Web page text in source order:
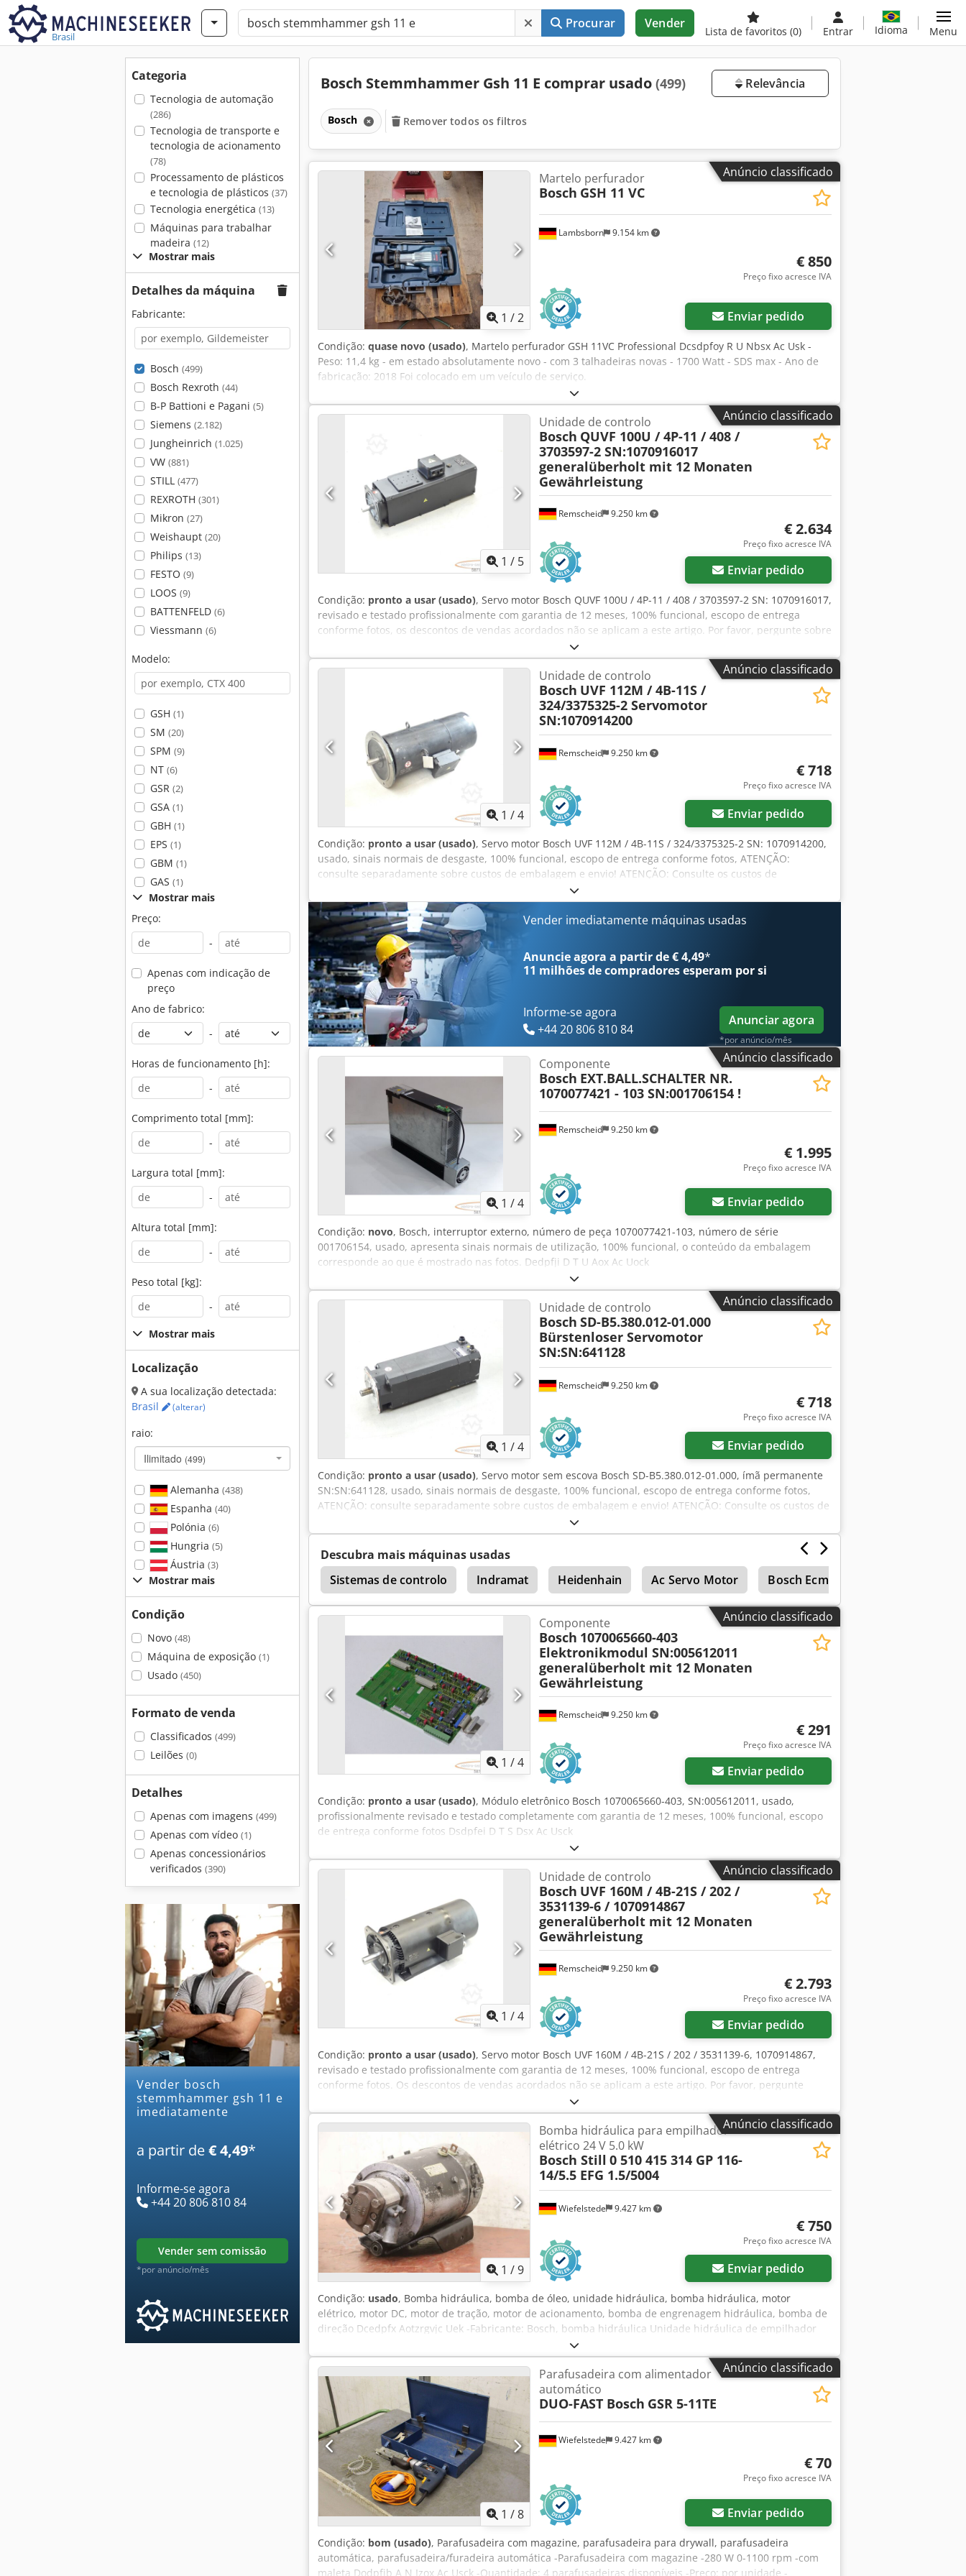
Brasil
Procurar Vender
Lista de favoritos (0) Entrar Idioma Menu
Categoria
Tecnologia de automação
(286)
Tecnologia de transporte e
tecnologia de acionamento
(78)
Processamento de plásticos
e tecnologia de plásticos (37)
Tecnologia energética (13)
Máquinas para trabalhar
madeira (12)
Mostrar mais
Detalhes da máquina
Fabricante:
Bosch (499)
Bosch Rexroth (44)
B-P Battioni e Pagani (5)
Siemens (2.182)
Jungheinrich (1.025)
VW (881)
STILL (477)
REXROTH (301)
Mikron (27)
Weishaupt (20)
Philips (13)
FESTO (9)
LOOS (9)
BATTENFELD (6)
Viessmann (6)
Modelo:
GSH (1)
SM (20)
SPM (9)
NT (6)
GSR (2)
GSA (1)
GBH (1)
EPS (1)
GBM (1)
GAS (1)
Mostrar mais
Preço:
-
Apenas com indicação de
preço
Ano de fabrico:
-
Horas de funcionamento [h]:
-
Comprimento total [mm]:
-
Largura total [mm]:
-
Altura total [mm]:
-
Peso total [kg]:
-
Mostrar mais
Localização
A sua localização detectada:
Brasil
(alterar)
raio:
Ilimitado (499)
Alemanha (438)
Espanha (40)
Polónia (6)
Hungria (5)
Áustria (3)
Mostrar mais
Condição
Novo (48)
Máquina de exposição (1)
Usado (450)
Formato de venda
Classificados (499)
Leilões (0)
Detalhes
Apenas com imagens (499)
Apenas com vídeo (1)
Apenas concessionários
verificados (390)
Vender bosch
stemmhammer gsh 11 e
imediatamente
a partir de€ 4,49*
Informe-se agora
+44 20 806 810 84
vender sem comissão
*por anúncio/mês
Bosch Stemmhammer Gsh 11 E comprar usado (499) Relevância
Bosch Remover todos os filtros
Anúncio classificado
Solicitar mais imagens
1 /2
Lambsborn 9.154 km
Martelo perfurador
Bosch GSH 11 VC
€ 850
Preço fixo acresce IVA
Enviar pedido
Condição: quase novo (usado), Martelo perfurador GSH 11VC Professional Dcsdpfoy R U Nbsx Ac Usk -
Peso: 11,4 kg - em estado absolutamente novo - com 3 talhadeiras novas - 1700 Watt - SDS max - Ano de
fabricação: 2018 Foi colocado em um veículo de serviço.
Anúncio classificado
1 / 5
Remscheid 9.250 km
Unidade de controlo
Bosch QUVF 100U / 4P-11 / 408 /
3703597-2 SN:1070916017
generalüberholt mit 12 Monaten
Gewährleistung
€ 2.634
Preço fixo acresce IVA
Enviar pedido
Condição: pronto a usar (usado), Servo motor Bosch QUVF 100U / 4P-11 / 408 / 3703597-2 SN: 1070916017,
revisado e testado profissionalmente com garantia de 12 meses, 100% funcional, escopo de entrega
conforme fotos, os descontos de vendas acordados não se aplicam a este artigo. Por favor, pergunte sobre
o preço separadamente! ATENÇÃO: Por favor, pergunte sobre os custos de embalagem e envio
separadamente! ATENÇÃO: Consulte os custos de embalagem e transporte separadamente! Dsdpfx
Anúncio classificado
1 /4
Remscheid 9.250 km
Unidade de controlo
Bosch UVF 112M / 4B-11S /
324/3375325-2 Servomotor
SN:1070914200
€ 718
Preço fixo acresce IVA
Enviar pedido
Condição: pronto a usar (usado), Servo motor Bosch UVF 112M / 4B-11S / 324/3375325-2 SN: 1070914200,
usado, sinais normais de desgaste, 100% funcional, escopo de entrega conforme fotos, ATENÇÃO:
consulte separadamente sobre custos de embalagem e envio! ATENÇÃO: Consulte os custos de
embalagem e transporte separadamente! Dcodpfx Aei D Hhcjc Ujk
Vender imediatamente máquinas usadas
Anuncie agora a partir de € 4,49*
11 milhões de compradoresesperam por si
Informe-se agora
+44 20 806 810 84
Anunciar agora
*por anúncio/mês
Anúncio classificado
1 /4
Remscheid 9.250 km
Componente
Bosch EXT.BALL.SCHALTER NR.
1070077421 - 103 SN:001706154 !
€ 1.995
Preço fixo acresce IVA
Enviar pedido
Condição: novo, Bosch, interruptor externo, número de peça 1070077421-103, número de série
001706154, usado, apresenta sinais normais de utilização, 100% funcional, o conteúdo da embalagem
corresponde ao que é mostrado nas fotos. Dedpfji D T U Aox Ac Uock
Anúncio classificado
1 /4
Remscheid 9.250 km
Unidade de controlo
Bosch SD-B5.380.012-01.000
Bürstenloser Servomotor
SN:SN:641128
€ 718
Preço fixo acresce IVA
Enviar pedido
Condição: pronto a usar (usado), Servo motor sem escova Bosch SD-B5.380.012-01.000, ímã permanente
SN:SN:641128, usado, sinais normais de desgaste, 100% funcional, escopo de entrega conforme fotos,
ATENÇÃO: consulte separadamente sobre custos de embalagem e envio! ATENÇÃO: Consulte os custos de
embalagem e transporte separadamente! Dcsdpei D Hblofx Ac Usk
Descubra mais máquinas usadas
Sistemas de controlo
Indramat Heidenhain Ac Servo Motor Bosch Ecm
De Carpintaria Randek
Anúncio classificado
1 /4
Remscheid 9.250 km
Componente
Bosch 1070065660-403
Elektronikmodul SN:005612011
generalüberholt mit 12 Monaten
Gewährleistung
€ 291
Preço fixo acresce IVA
Enviar pedido
Condição: pronto a usar (usado), Módulo eletrônico Bosch 1070065660-403, SN:005612011, usado,
profissionalmente revisado e testado completamente com garantia de 12 meses, 100% funcional, escopo
de entrega conforme fotos Dsdpfei D T S Dsx Ac Usck
Anúncio classificado
1 /4
Remscheid 9.250 km
Unidade de controlo
Bosch UVF 160M / 4B-21S / 202 /
3531139-6 / 1070914867
generalüberholt mit 12 Monaten
Gewährleistung
€ 2.793
Preço fixo acresce IVA
Enviar pedido
Condição: pronto a usar (usado), Servo motor Bosch UVF 160M / 4B-21S / 202 / 3531139-6, 1070914867,
revisado e testado profissionalmente com garantia de 12 meses, 100% funcional, escopo de entrega
conforme fotos. Os descontos de vendas acordados não se aplicam a este artigo. Por favor, pergunte
sobre o preço separadamente! ATENÇÃO: Por favor, pergunte sobre os custos de embalagem e envio
separadamente! ATENÇÃO: Consulte os custos de embalagem e transporte separadamente! Dcodpfx Aek
Anúncio classificado
1 /9
Wiefelstede 9.427 km
Bomba hidráulica para empilhador
elétrico 24 V 5.0 kW
Bosch Still 0 510 415 314 GP 116-
14/5.5 EFG 1.5/5004
€ 750
Preço fixo acresce IVA
Enviar pedido
Condição: usado, Bomba hidráulica, bomba de óleo, unidade hidráulica, bomba hidráulica, motor
elétrico, motor DC, motor de tração, motor de acionamento, bomba de engrenagem hidráulica, bomba de
direção Dcedpfx Aotzrgvjc Uek -Fabricante: Bosch, bomba hidráulica Unidade hidráulica de empilhador
elétrico Still EFG 1.5/5004 -Bomba hidráulica: Tipo 0 510 415 314 -Motor: Tipo GP 116-14/5.5 24 V 5.0 kW -
Dimensões: 320/200/H220 mm -Peso: 36 kg
Anúncio classificado
1 /8
Wiefelstede 9.427 km
Parafusadeira com alimentador
automático
DUO-FAST Bosch GSR 5-11TE
€ 70
Preço fixo acresce IVA
Enviar pedido
Condição: bom (usado), Parafusadeira com magazine, parafusadeira para drywall, parafusadeira
automática, parafusadeira/furadeira automática -Parafusadeira com magazine -280 W 0-1100 rpm -com
maleta Dodpfjb A N Izox Ac Usck -Quantidade: 4 parafusadeiras disponíveis -Preço: por unidade -